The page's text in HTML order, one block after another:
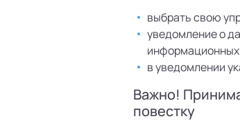
выбрать свою
уведомление о
в уведомлении
Важно!
повестку